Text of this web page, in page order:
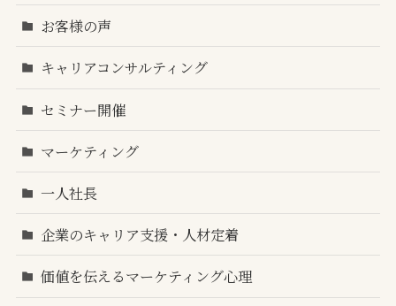
お客様の声
キャリアコンサルティング
セミナー開催
マーケティング
一人社長
企業のキャリア支援・人材定着
価値を伝えるマーケティング心理